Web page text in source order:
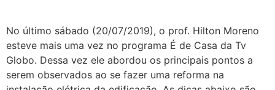
No último sábado (20/07/2019), o prof. Hilton Moreno
esteve mais uma vez no programa É de Casa da Tv
Globo. Dessa vez ele abordou os principais pontos a
serem observados ao se fazer uma reforma na